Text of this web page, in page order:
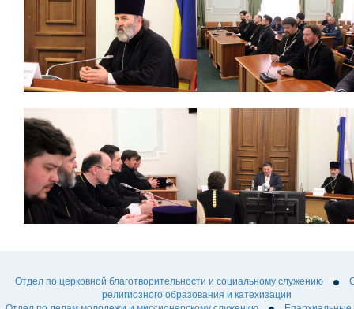
Отдел по церковной благотворительности и социальному служению
религиозного образования и катехизации